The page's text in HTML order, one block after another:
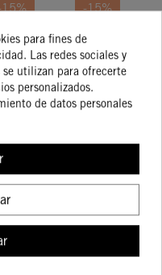
De
€
€
COMPRAR
-15%
MANETA
DE
EMBRAGUE
Y MANETA
61,83 €
52,56 €
para fines de
Las redes sociales y
utilizan para ofrecerte
personalizados.
de datos personales